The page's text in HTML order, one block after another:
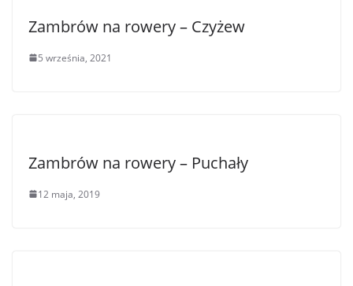
Zambrów na rowery – Czyżew
5 września, 2021
Zambrów na rowery – Puchały
12 maja, 2019